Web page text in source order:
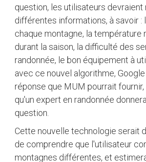
question, les utilisateurs
différentes informations, à savoir :
chaque montagne, la température
durant la saison, la difficulté des
randonnée, le bon équipement à
avec ce nouvel algorithme,
réponse que MUM pourrait fournir,
qu'un expert en randonnée
question.
Cette nouvelle technologie serait
de comprendre que l'utilisateur
montagnes différentes, et